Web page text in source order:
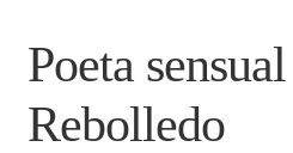
Poeta
Rebolledo